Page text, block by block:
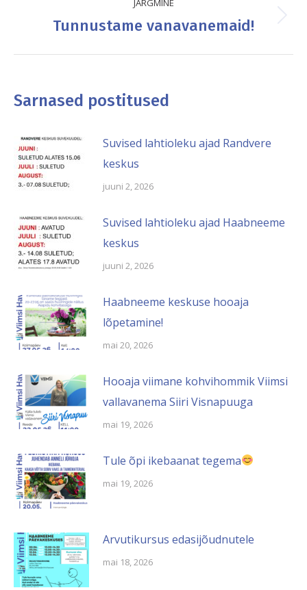
JÄRGMINE
Next
Tunnustame vanavanemaid!
Sarnased postitused
Suvised lahtioleku ajad Randvere
keskus
juuni 2, 2026
Suvised lahtioleku ajad Haabneeme
keskus
juuni 2, 2026
Haabneeme keskuse hooaja
lõpetamine!
mai 20, 2026
Hooaja viimane kohvihommik Viimsi
vallavanema Siiri Visnapuuga
mai 19, 2026
Tule õpi ikebaanat tegema
mai 19, 2026
Arvutikursus edasijõudnutele
mai 18, 2026